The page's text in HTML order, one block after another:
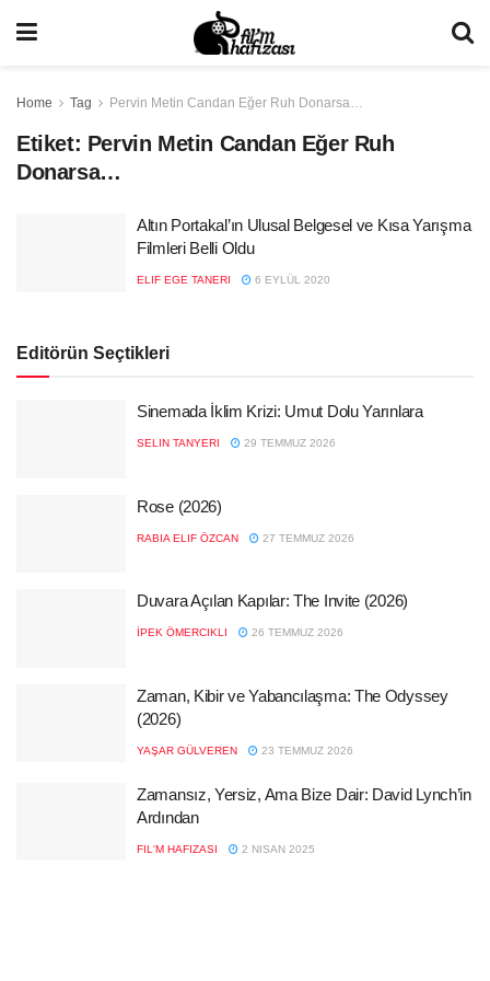
Home Tag Pervin Metin Candan Eğer Ruh Donarsa…
Etiket: Pervin Metin Candan Eğer Ruh
Donarsa…
Altın Portakal’ın Ulusal Belgesel ve Kısa Yarışma
Filmleri Belli Oldu
ELIF EGE TANERI 6 EYLÜL 2020
Editörün Seçtikleri
Sinemada İklim Krizi: Umut Dolu Yarınlara
SELIN TANYERI 29 TEMMUZ 2026
Rose (2026)
RABIA ELIF ÖZCAN 27 TEMMUZ 2026
Duvara Açılan Kapılar: The Invite (2026)
İPEK ÖMERCIKLI 26 TEMMUZ 2026
Zaman, Kibir ve Yabancılaşma: The Odyssey
(2026)
YAŞAR GÜLVEREN 23 TEMMUZ 2026
Zamansız, Yersiz, Ama Bize Dair: David Lynch’in
Ardından
FIL'M HAFIZASI 2 NISAN 2025